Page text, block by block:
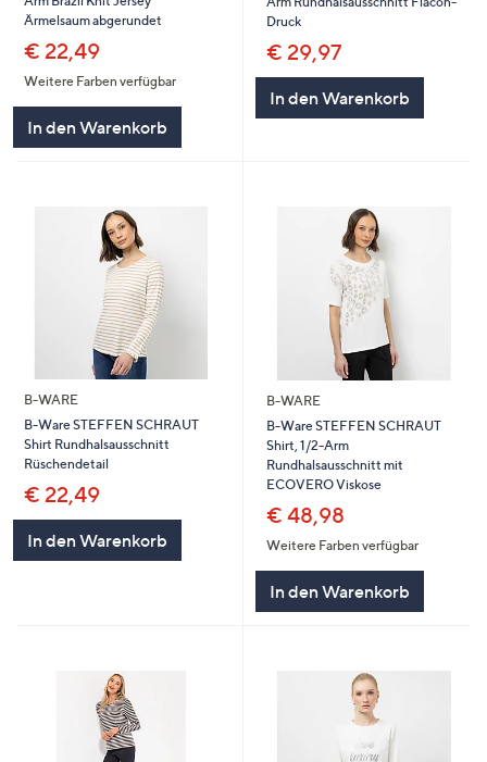
Ärmelsaum abgerundet
€ 22,49
Weitere Farben verfügbar
In den Warenkorb
Druck
€ 29,97
In den Warenkorb
B-WARE
B-Ware STEFFEN SCHRAUT
Shirt Rundhalsausschnitt
Rüschendetail
€ 22,49
In den Warenkorb
B-WARE
B-Ware STEFFEN SCHRAUT
Shirt, 1/2-Arm
Rundhalsausschnitt mit
ECOVERO Viskose
€ 48,98
Weitere Farben verfügbar
In den Warenkorb